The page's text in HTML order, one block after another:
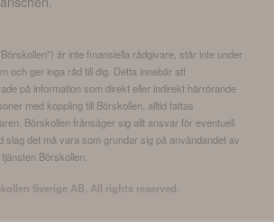
är inte finansiella rådgivare, står inte under
och ger inga råd till dig. Detta innebär att
på information som direkt eller indirekt härrörande
med koppling till Börskollen, alltid fattas
Börskollen frånsäger sig allt ansvar för eventuell
slag det må vara som grundar sig på användandet av
Börskollen.
Sverige AB. All rights reserved.